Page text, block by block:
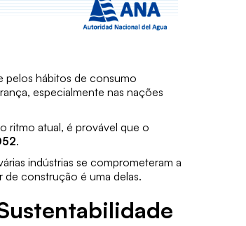
pelos hábitos de consumo
especialmente nas nações
ritmo atual, é provável que o
.
indústrias se comprometeram a
de construção é uma delas.